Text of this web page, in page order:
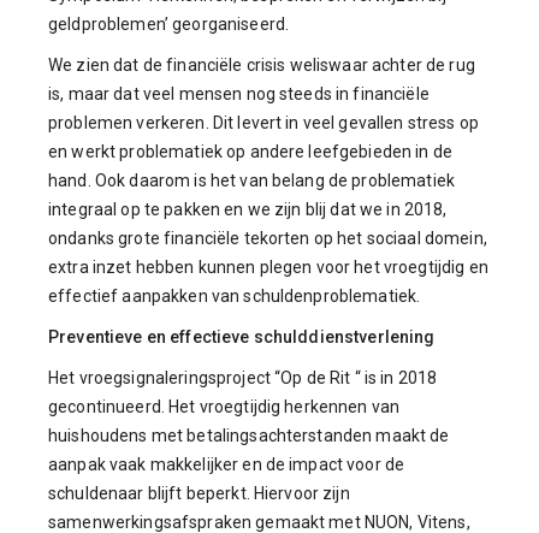
geldproblemen’ georganiseerd.
We zien dat de financiële crisis weliswaar achter de rug
is, maar dat veel mensen nog steeds in financiële
problemen verkeren. Dit levert in veel gevallen stress op
en werkt problematiek op andere leefgebieden in de
hand. Ook daarom is het van belang de problematiek
integraal op te pakken en we zijn blij dat we in 2018,
ondanks grote financiële tekorten op het sociaal domein,
extra inzet hebben kunnen plegen voor het vroegtijdig en
effectief aanpakken van schuldenproblematiek.
Preventieve en effectieve schulddienstverlening
Het vroegsignaleringsproject “Op de Rit “ is in 2018
gecontinueerd. Het vroegtijdig herkennen van
huishoudens met betalingsachterstanden maakt de
aanpak vaak makkelijker en de impact voor de
schuldenaar blijft beperkt. Hiervoor zijn
samenwerkingsafspraken gemaakt met NUON, Vitens,